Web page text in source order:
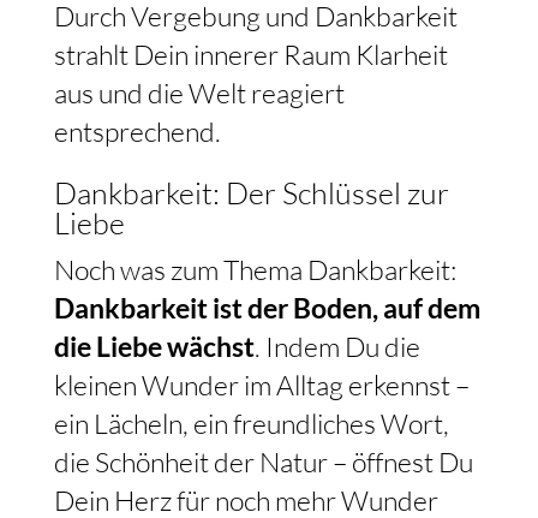
Durch Vergebung und Dankbarkeit
strahlt Dein innerer Raum Klarheit
aus und die Welt reagiert
entsprechend.
Dankbarkeit: Der Schlüssel zur
Liebe
Dankbarkeit ist der Boden, auf dem
die Liebe wächst. Indem Du die
kleinen Wunder im Alltag erkennst –
ein Lächeln, ein freundliches Wort,
die Schönheit der Natur – öffnest Du
Dein Herz für noch mehr Wunder